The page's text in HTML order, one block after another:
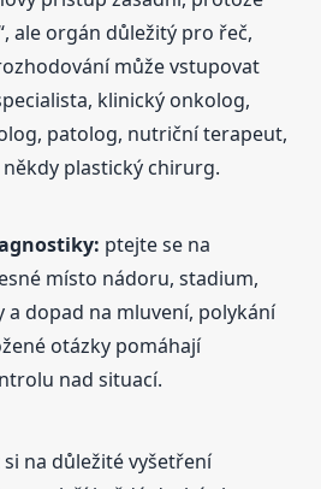
ale orgán důležitý pro řeč,
může vstupovat
klinický onkolog,
patolog, nutriční terapeut,
plastický chirurg.
ptejte se na
místo nádoru, stadium,
a dopad na mluvení, polykání
otázky pomáhají
nad situací.
na důležité vyšetření